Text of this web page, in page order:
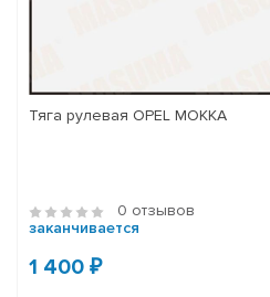
Тяга рулевая OPEL MOKKA
0 отзывов
заканчивается
1 400 ₽